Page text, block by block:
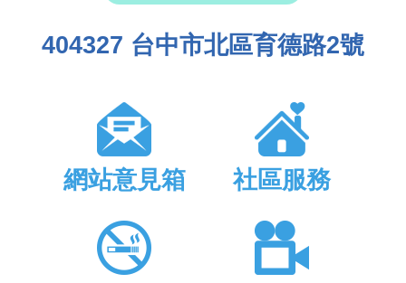
404327 台中市北區育德路2號
網站意見箱 社區服務